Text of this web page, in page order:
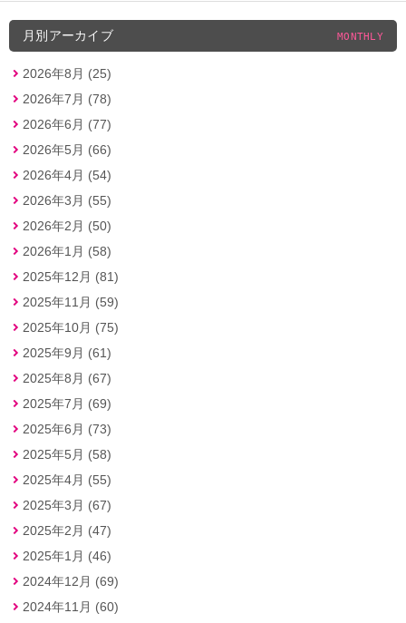
月別アーカイブ MONTHLY
2026年8月 (25)
2026年7月 (78)
2026年6月 (77)
2026年5月 (66)
2026年4月 (54)
2026年3月 (55)
2026年2月 (50)
2026年1月 (58)
2025年12月 (81)
2025年11月 (59)
2025年10月 (75)
2025年9月 (61)
2025年8月 (67)
2025年7月 (69)
2025年6月 (73)
2025年5月 (58)
2025年4月 (55)
2025年3月 (67)
2025年2月 (47)
2025年1月 (46)
2024年12月 (69)
2024年11月 (60)